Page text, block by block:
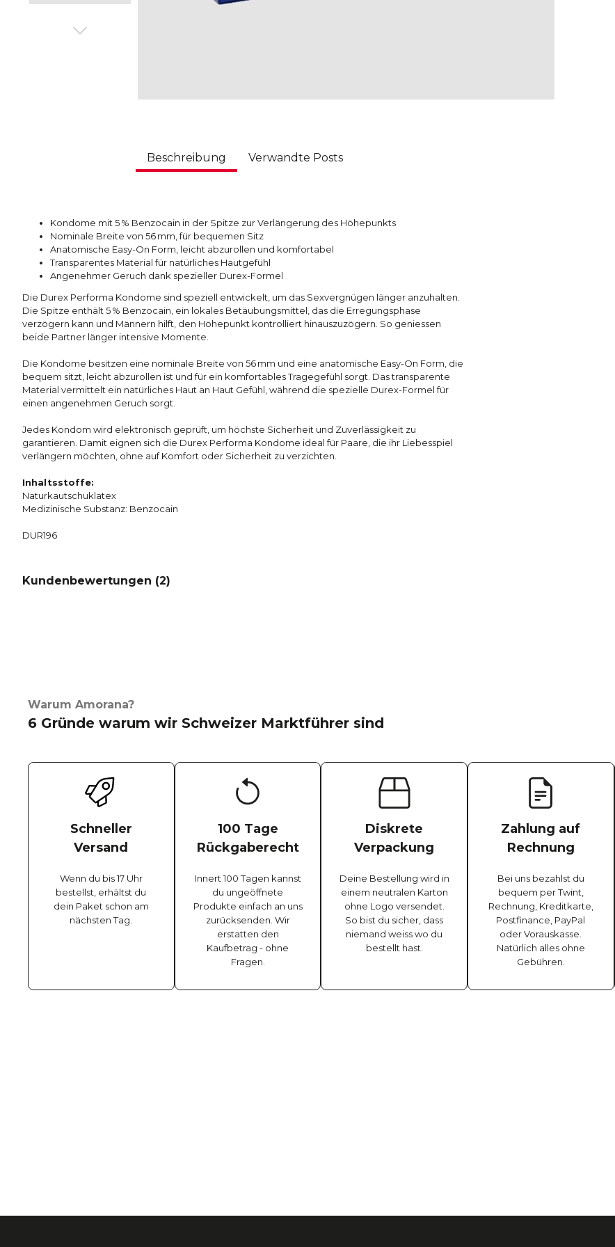
Beschreibung Verwandte Posts
Kondome mit 5 % Benzocain in der Spitze zur Verlängerung des Höhepunkts
Nominale Breite von 56 mm, für bequemen Sitz
Anatomische Easy-On Form, leicht abzurollen und komfortabel
Transparentes Material für natürliches Hautgefühl
Angenehmer Geruch dank spezieller Durex-Formel
Die Durex Performa Kondome sind speziell entwickelt, um das Sexvergnügen länger anzuhalten.
Die Spitze enthält 5 % Benzocain, ein lokales Betäubungsmittel, das die Erregungsphase
verzögern kann und Männern hilft, den Höhepunkt kontrolliert hinauszuzögern. So geniessen
beide Partner länger intensive Momente.
Die Kondome besitzen eine nominale Breite von 56 mm und eine anatomische Easy-On Form, die
bequem sitzt, leicht abzurollen ist und für ein komfortables Tragegefühl sorgt. Das transparente
Material vermittelt ein natürliches Haut an Haut Gefühl, während die spezielle Durex-Formel für
einen angenehmen Geruch sorgt.
Jedes Kondom wird elektronisch geprüft, um höchste Sicherheit und Zuverlässigkeit zu
garantieren. Damit eignen sich die Durex Performa Kondome ideal für Paare, die ihr Liebesspiel
verlängern möchten, ohne auf Komfort oder Sicherheit zu verzichten.
Inhaltsstoffe:
Naturkautschuklatex
Medizinische Substanz: Benzocain
DUR196
Kundenbewertungen (2)
Warum Amorana?
6 Gründe warum wir Schweizer Marktführer sind
Schneller
Versand
Wenn du bis 17 Uhr
bestellst, erhältst du
dein Paket schon am
nächsten Tag.
100 Tage
Rückgaberecht
Innert 100 Tagen kannst
du ungeöffnete
Produkte einfach an uns
zurücksenden. Wir
erstatten den
Kaufbetrag - ohne
Fragen.
Diskrete
Verpackung
Deine Bestellung wird in
einem neutralen Karton
ohne Logo versendet.
So bist du sicher, dass
niemand weiss wo du
bestellt hast.
Zahlung auf
Rechnung
Bei uns bezahlst du
bequem per Twint,
Rechnung, Kreditkarte,
Postfinance, PayPal
oder Vorauskasse.
Natürlich alles ohne
Gebühren.